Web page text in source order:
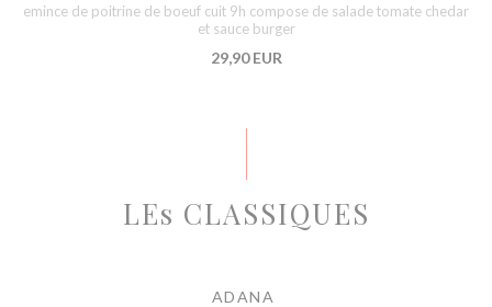
emince de poitrine de boeuf cuit 9h compose de salade tomate chedar
et sauce burger
29,90 EUR
LEs CLASSIQUES
ADANA